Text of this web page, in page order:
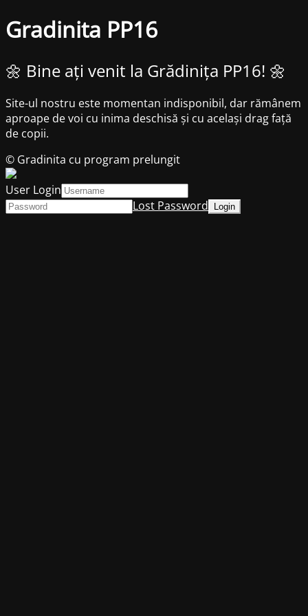
Gradinita PP16
🌼 Bine ați venit la Grădinița PP16! 🌼
Site-ul nostru este momentan indisponibil, dar rămânem
aproape de voi cu inima deschisă și cu același drag față
de copii.
© Gradinita cu program prelungit
User Login
Lost Password